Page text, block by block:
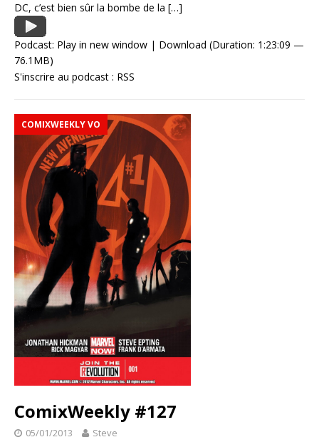
DC, c’est bien sûr la bombe de la […]
Podcast: Play in new window | Download (Duration: 1:23:09 —
76.1MB)
S'inscrire au podcast : RSS
COMIXWEEKLY VO
ComixWeekly #127
05/01/2013 Steve